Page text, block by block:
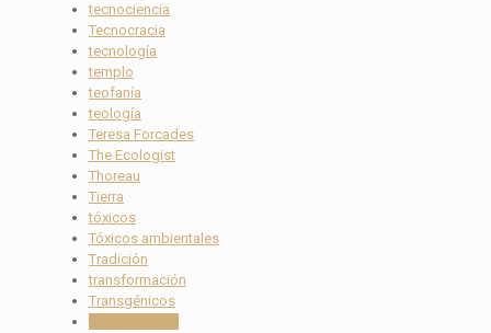
tecnociencia
Tecnocracia
tecnología
templo
teofanía
teología
Teresa Forcades
The Ecologist
Thoreau
Tierra
tóxicos
Tóxicos ambientales
Tradición
transformación
Transgénicos